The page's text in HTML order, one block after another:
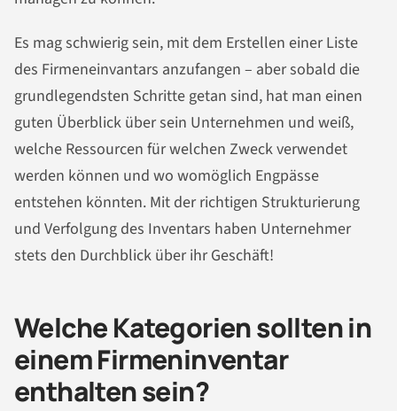
Es mag schwierig sein, mit dem Erstellen einer Liste
des Firmeneinvantars anzufangen – aber sobald die
grundlegendsten Schritte getan sind, hat man einen
guten Überblick über sein Unternehmen und weiß,
welche Ressourcen für welchen Zweck verwendet
werden können und wo womöglich Engpässe
entstehen könnten. Mit der richtigen Strukturierung
und Verfolgung des Inventars haben Unternehmer
stets den Durchblick über ihr Geschäft!
Welche Kategorien sollten in
einem Firmeninventar
enthalten sein?